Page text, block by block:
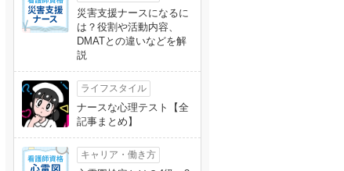
災害支援ナースになるに
は？役割や活動内容、
DMATとの違いなどを解
説
ライフスタイル
ナースな心理テスト【全
記事まとめ】
キャリア・働き方